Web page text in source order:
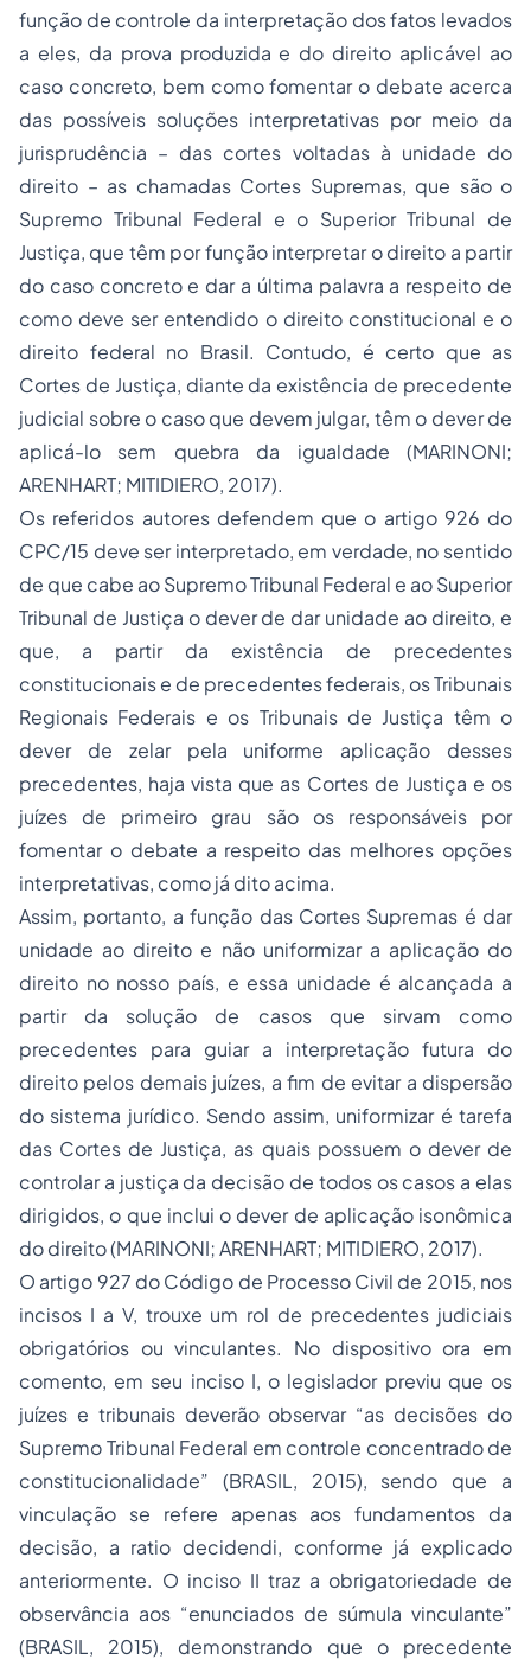
função de controle da interpretação dos fatos levados
a eles, da prova produzida e do direito aplicável ao
caso concreto, bem como fomentar o debate acerca
das possíveis soluções interpretativas por meio da
jurisprudência – das cortes voltadas à unidade do
direito – as chamadas Cortes Supremas, que são o
Supremo Tribunal Federal e o Superior Tribunal de
Justiça, que têm por função interpretar o direito a partir
do caso concreto e dar a última palavra a respeito de
como deve ser entendido o direito constitucional e o
direito federal no Brasil. Contudo, é certo que as
Cortes de Justiça, diante da existência de precedente
judicial sobre o caso que devem julgar, têm o dever de
aplicá-lo sem quebra da igualdade (MARINONI;
ARENHART; MITIDIERO, 2017).
Os referidos autores defendem que o artigo 926 do
CPC/15 deve ser interpretado, em verdade, no sentido
de que cabe ao Supremo Tribunal Federal e ao Superior
Tribunal de Justiça o dever de dar unidade ao direito, e
que, a partir da existência de precedentes
constitucionais e de precedentes federais, os Tribunais
Regionais Federais e os Tribunais de Justiça têm o
dever de zelar pela uniforme aplicação desses
precedentes, haja vista que as Cortes de Justiça e os
juízes de primeiro grau são os responsáveis por
fomentar o debate a respeito das melhores opções
interpretativas, como já dito acima.
Assim, portanto, a função das Cortes Supremas é dar
unidade ao direito e não uniformizar a aplicação do
direito no nosso país, e essa unidade é alcançada a
partir da solução de casos que sirvam como
precedentes para guiar a interpretação futura do
direito pelos demais juízes, a fim de evitar a dispersão
do sistema jurídico. Sendo assim, uniformizar é tarefa
das Cortes de Justiça, as quais possuem o dever de
controlar a justiça da decisão de todos os casos a elas
dirigidos, o que inclui o dever de aplicação isonômica
do direito (MARINONI; ARENHART; MITIDIERO, 2017).
O artigo 927 do Código de Processo Civil de 2015, nos
incisos I a V, trouxe um rol de precedentes judiciais
obrigatórios ou vinculantes. No dispositivo ora em
comento, em seu inciso I, o legislador previu que os
juízes e tribunais deverão observar “as decisões do
Supremo Tribunal Federal em controle concentrado de
constitucionalidade” (BRASIL, 2015), sendo que a
vinculação se refere apenas aos fundamentos da
decisão, a ratio decidendi, conforme já explicado
anteriormente. O inciso II traz a obrigatoriedade de
observância aos “enunciados de súmula vinculante”
(BRASIL, 2015), demonstrando que o precedente